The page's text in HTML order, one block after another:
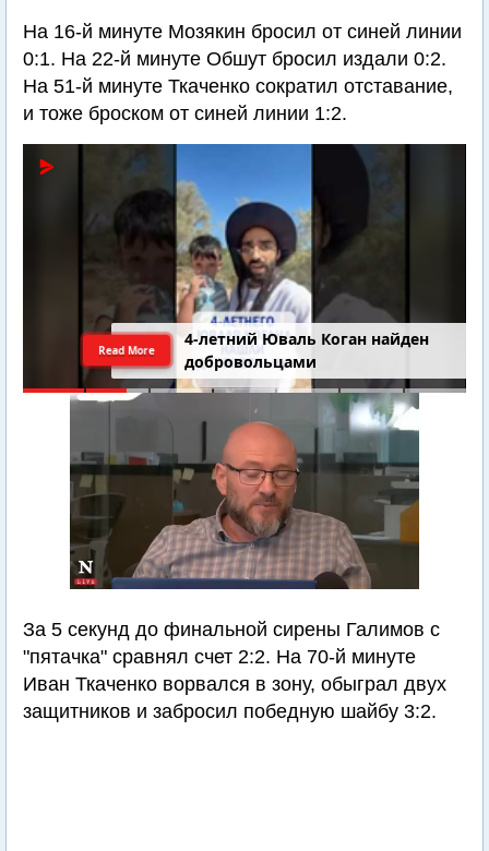
На 16-й минуте Мозякин бросил от синей линии
0:1. На 22-й минуте Обшут бросил издали 0:2.
На 51-й минуте Ткаченко сократил отставание,
и тоже броском от синей линии 1:2.
4-летний Юваль Коган найден
добровольцами
Read More
За 5 секунд до финальной сирены Галимов с
"пятачка" сравнял счет 2:2. На 70-й минуте
Иван Ткаченко ворвался в зону, обыграл двух
защитников и забросил победную шайбу 3:2.